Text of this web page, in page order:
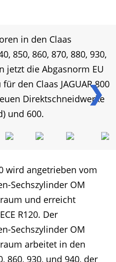
❯
in den Claas
850, 860, 870, 880, 930,
jetzt die Abgasnorm EU
den Claas JAGUAR 800
Direktschneidwerke
und 600.
wird angetrieben vom
Sechszylinder OM
und erreicht
R120. Der
Sechszylinder OM
arbeitet in den
860, 930, und 940, der